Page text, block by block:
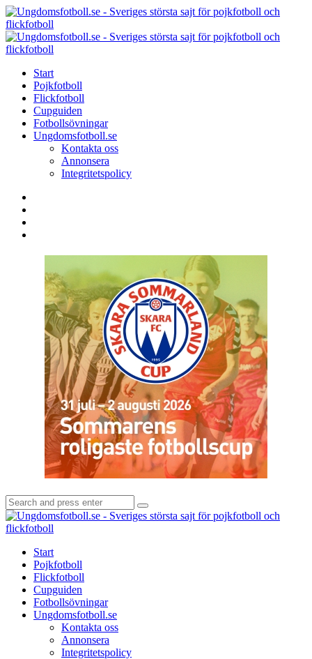
Menu
Search
Menu
Start
Pojkfotboll
Flickfotboll
Cupguiden
Fotbollsövningar
Ungdomsfotboll.se
Kontakta oss
Annonsera
Integritetspolicy
Search
for:
Search
Start
Pojkfotboll
Flickfotboll
Cupguiden
Fotbollsövningar
Ungdomsfotboll.se
Kontakta oss
Annonsera
Integritetspolicy